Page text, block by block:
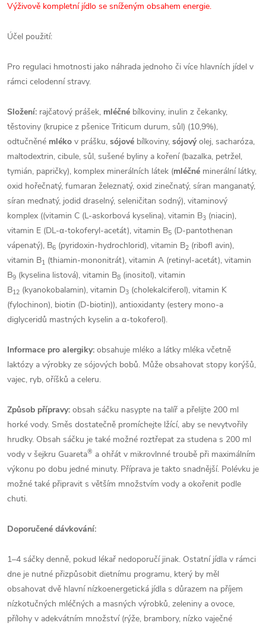
Výživově kompletní jídlo se sníženým obsahem energie.
Účel použití:
Pro regulaci hmotnosti jako náhrada jednoho či více hlavních jídel v
rámci celodenní stravy.
Složení: rajčatový prášek, mléčné bílkoviny, inulin z čekanky,
těstoviny (krupice z pšenice Triticum durum, sůl) (10,9%),
odtučněné mléko v prášku, sójové bílkoviny, sójový olej, sacharóza,
maltodextrin, cibule, sůl, sušené byliny a koření (bazalka, petržel,
tymián, papričky), komplex minerálních látek (mléčné minerální látky,
oxid hořečnatý, fumaran železnatý, oxid zinečnatý, síran manganatý,
síran meďnatý, jodid draselný, seleničitan sodný), vitaminový
komplex ((vitamin C (L-askorbová kyselina), vitamin B3 (niacin),
vitamin E (DL-α-tokoferyl-acetát), vitamin B5 (D-pantothenan
vápenatý), B6 (pyridoxin-hydrochlorid), vitamin B2 (riboﬂ avin),
vitamin B1 (thiamin-mononitrát), vitamin A (retinyl-acetát), vitamin
B9 (kyselina listová), vitamin B8 (inositol), vitamin
B12 (kyanokobalamin), vitamin D3 (cholekalciferol), vitamin K
(fylochinon), biotin (D-biotin)), antioxidanty (estery mono-a
diglyceridů mastných kyselin a α-tokoferol).
Informace pro alergiky: obsahuje mléko a látky mléka včetně
laktózy a výrobky ze sójových bobů. Může obsahovat stopy korýšů,
vajec, ryb, oříšků a celeru.
Způsob přípravy: obsah sáčku nasypte na talíř a přelijte 200 ml
horké vody. Směs dostatečně promíchejte lžící, aby se nevytvořily
hrudky. Obsah sáčku je také možné roztřepat za studena s 200 ml
vody v šejkru Guareta® a ohřát v mikrovlnné troubě při maximálním
výkonu po dobu jedné minuty. Příprava je takto snadnější. Polévku je
možné také připravit s větším množstvím vody a okořenit podle
chuti.
Doporučené dávkování:
1–4 sáčky denně, pokud lékař nedoporučí jinak. Ostatní jídla v rámci
dne je nutné přizpůsobit dietnímu programu, který by měl
obsahovat dvě hlavní nízkoenergetická jídla s důrazem na příjem
nízkotučných mléčných a masných výrobků, zeleniny a ovoce,
přílohy v adekvátním množství (rýže, brambory, nízko vaječné